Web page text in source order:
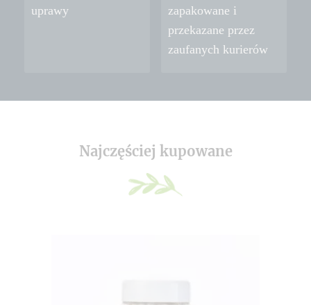
uprawy
zapakowane i
przekazane przez
zaufanych kurierów
Najczęściej kupowane